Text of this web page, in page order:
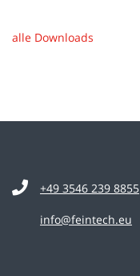
alle Downloads
+49 3546 239 8855
info@feintech.eu